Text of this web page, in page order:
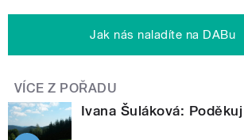
Jak nás naladíte na DABu
VÍCE Z POŘADU
Ivana Šuláková: